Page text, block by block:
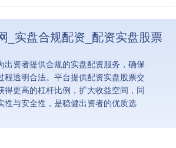
_实盘合规配资_配资实盘股票
出资者提供合规的实盘配资服务，确保
程透明合法。平台提供配资实盘股票交
得更高的杠杆比例，扩大收益空间，同
性与安全性，是稳健出资者的优质选